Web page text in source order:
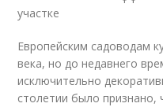
участке
Европейским садоводам
века, но до недавнего
исключительно
столетии было